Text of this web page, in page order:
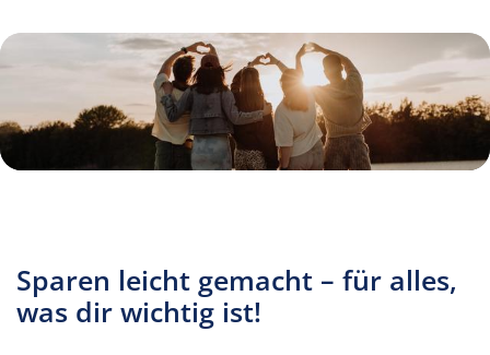
Sparen leicht gemacht – für alles,
was dir wichtig ist!